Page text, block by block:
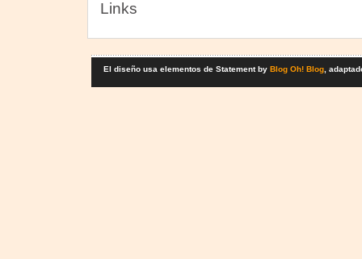
Links
El diseño usa elementos de Statement by Blog Oh! Blog,